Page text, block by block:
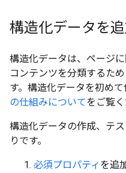
構造化データを
構造化データは、ページ
コンテンツを分類するた
す。構造化データを初めて
の仕組みについてをご覧く
構造化データの作成、テ
りです。
必須プロパティ を追